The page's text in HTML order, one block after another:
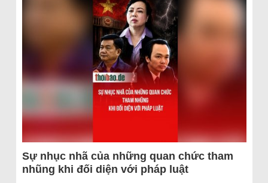
Sự nhục nhã của những quan chức tham
nhũng khi đối diện với pháp luật